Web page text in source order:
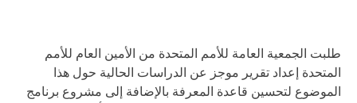
طلبت الجمعية العامة للأمم المتحدة من الأمين العام للأمم
المتحدة إعداد تقرير موجز عن الدراسات الحالية حول هذا
الموضوع لتحسين قاعدة المعرفة بالإضافة إلى مشروع برنامج